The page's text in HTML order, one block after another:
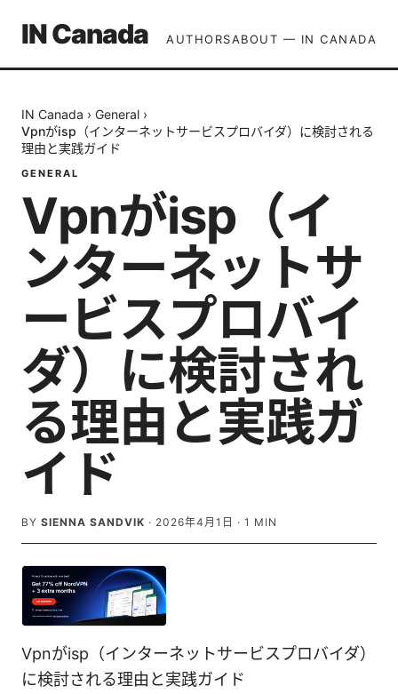
IN Canada AUTHORSABOUT — IN CANADA
IN Canada › General ›
Vpnがisp（インターネットサービスプロバイダ）に検討される
理由と実践ガイド
GENERAL
Vpnがisp（イ
ンターネットサ
ービスプロバイ
ダ）に検討され
る理由と実践ガ
イド
BY SIENNA SANDVIK · 2026年4月1日 · 1 MIN
Vpnがisp（インターネットサービスプロバイダ）
に検討される理由と実践ガイド